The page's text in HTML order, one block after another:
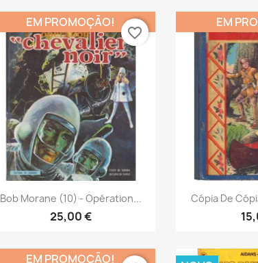
Vista rápida
Bob Morane (10) - Opération...
25,00 €
EM PROMOÇÃO!
favorite_border

Cópia De
EM
EM PROMOÇÃO!